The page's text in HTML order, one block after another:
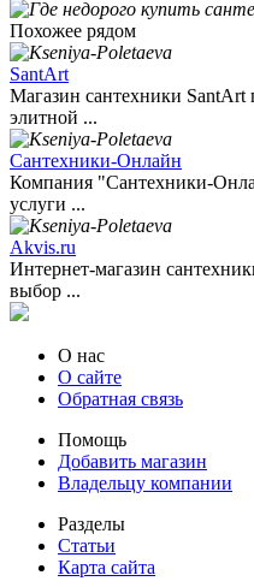
Похожее рядом
SantArt
Магазин сантехники
элитной ...
Сантехники-Онлайн
Компания "Сантехники-
услуги ...
Akvis.ru
Интернет-магазин
выбор ...
О нас
О сайте
Обратная связь
Помощь
Добавить магазин
Владельцу компании
Разделы
Статьи
Карта сайта